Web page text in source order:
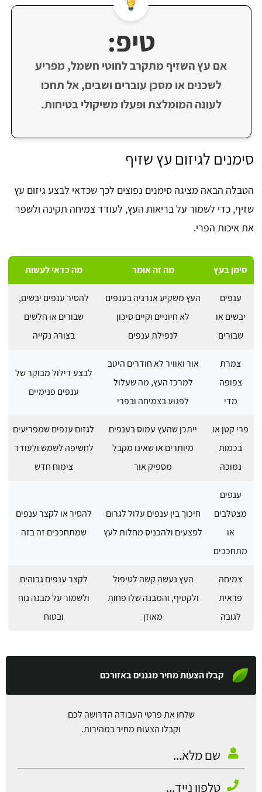
טיפ:
אם עץ השזיף מתקרב לחוטי חשמל, מפריע
לשכנים או מסכן עוברים ושבים, אל תחכו
לעונה המומלצת ופעלו משיקולי בטיחות.
סימנים לגיזום עץ שזיף
הטבלה הבאה מציגה סימנים נפוצים לכך שכדאי לבצע גיזום עץ
שזיף, כדי לשמור על בריאות העץ, לעודד צמיחה תקינה ולשפר
את איכות הפרי.
סימן בעץ מה זה אומר מה כדאי לעשות
ענפים
יבשים או
שבורים
העץ משקיע אנרגיה בענפים
לא חיוניים וקיים סיכון
לנפילת ענפים
להסיר ענפים יבשים,
שבורים או חלשים
בצורה נקייה
צמרת
צפופה
מדי
אור ואוויר לא חודרים היטב
למרכז העץ, מה שעלול
לפגוע בצמיחה ובפרי
לבצע דילול מבוקר של
ענפים פנימיים
פרי קטן או
בכמות
נמוכה
ייתכן שהעץ עמוס בענפים
מיותרים או שאינו מקבל
מספיק אור
לגזום ענפים שמפריעים
לחשיפה לשמש ולעודד
צימוח חדש
ענפים
מצטלבים
או
מתחככים
חיכוך בין ענפים עלול לגרום
לפצעים ולהכניס מחלות לעץ
להסיר או לקצר ענפים
שמתחככים זה בזה
צמיחה
פראית
לגובה
העץ נעשה קשה לטיפול
ולקטיף, והמבנה שלו פחות
מאוזן
לקצר ענפים גבוהים
ולשמור על מבנה נוח
ובטוח
קבלו הצעות מחיר מגננים באזורכם
שלחו את פרטי העבודה הדרושה לכם
וקבלו הצעות מחיר במהירות.